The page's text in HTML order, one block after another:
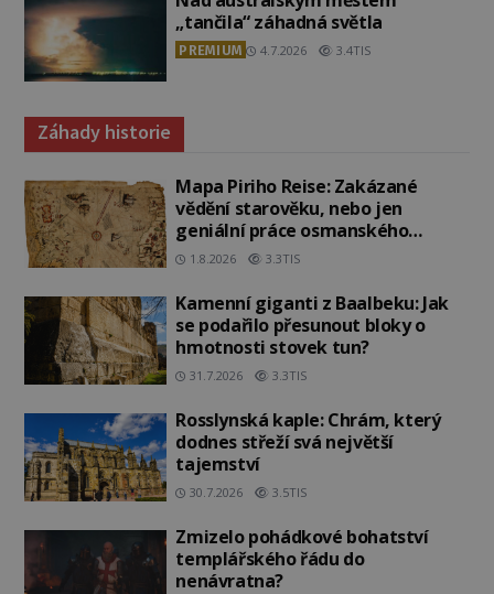
„tančila“ záhadná světla
PREMIUM 4.7.2026 3.4TIS
Záhady historie
Mapa Piriho Reise: Zakázané
vědění starověku, nebo jen
geniální práce osmanského
admirála?
1.8.2026 3.3TIS
Kamenní giganti z Baalbeku: Jak
se podařilo přesunout bloky o
hmotnosti stovek tun?
31.7.2026 3.3TIS
Rosslynská kaple: Chrám, který
dodnes střeží svá největší
tajemství
30.7.2026 3.5TIS
Zmizelo pohádkové bohatství
templářského řádu do
nenávratna?